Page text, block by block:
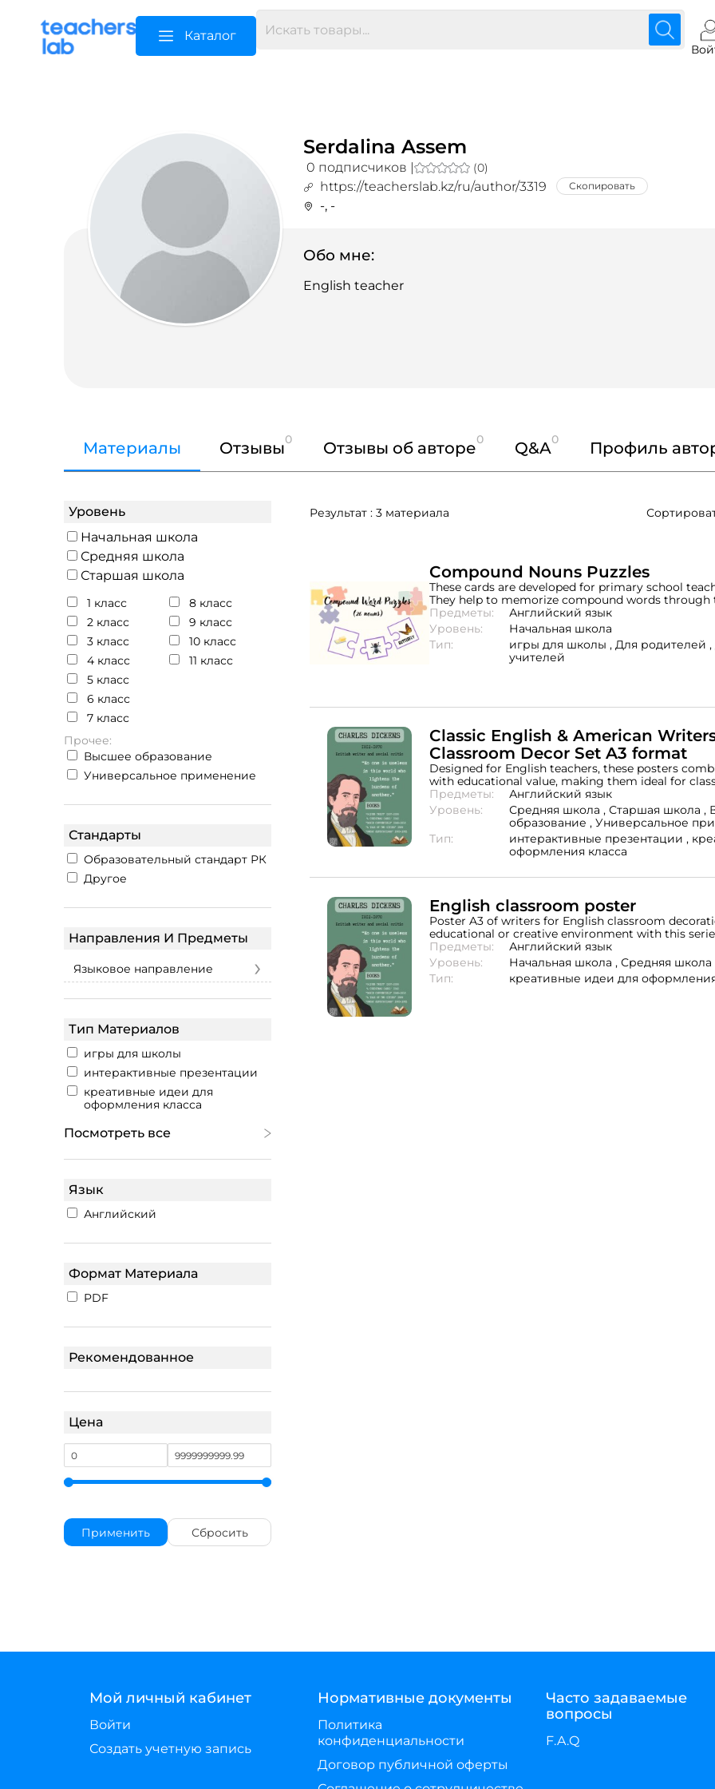
Каталог
Serdalina Assem
0 подписчиков | (0)
https://teacherslab.kz/ru/author/3319 Скопировать
-, -
Обо мне:
English teacher
Материалы Отзывы0 Отзывы об авторе0 Q&A0 Профиль
Уровень
Начальная школа
Средняя школа
Старшая школа
1 класс
2 класс
3 класс
4 класс
5 класс
6 класс
7 класс
8 класс
9 класс
10 класс
11 класс
Прочее:
Высшее образование
Универсальное применение
Стандарты
Образовательный стандарт РК
Другое
Направления И Предметы
Языковое направление ›
Тип Материалов
игры для школы
интерактивные презентации
креативные идеи для
оформления класса
Посмотреть все
Язык
Английский
Формат Материала
PDF
Рекомендованное
Цена
Применить Сбросить
Результат : 3 материала
Compound Nouns Puzzles
These cards are developed for primary school
They help to memorize compound words through
Предметы:
Английский язык
Уровень:
Начальная школа
Тип:
игры для школы , Для родителей ,
учителей
Classic English & American
Classroom Decor Set A3 format
Designed for English teachers, these posters
with educational value, making them ideal for
learning support.Each poster includes:Author’s
lifespanNationality and literary roleA famous
publication datesThe set features:Charles
ShakespeareErnest Hemingway
Предметы:
Английский язык
Уровень:
Средняя школа , Старшая школа ,
образование , Универсальное
Тип:
интерактивные презентации ,
оформления класса
English classroom poster
Poster A3 of writers for English classroom
educational or creative environment with this
posters dedicated to history’s greatest writers. The
portraits of legendary figures such as William
Dickens, Jane Austen, Ernest Hemingway, and
others.More than just a stylish piece of wall art,
Предметы:
Английский язык
Уровень:
Начальная школа , Средняя школа
Тип:
креативные идеи для
Мой личный кабинет
Войти
Создать учетную запись
Нормативные документы
Политика
конфиденциальности
Договор публичной оферты
Часто задаваемые
вопросы
F.A.Q